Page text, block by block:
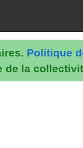
Politique
de la